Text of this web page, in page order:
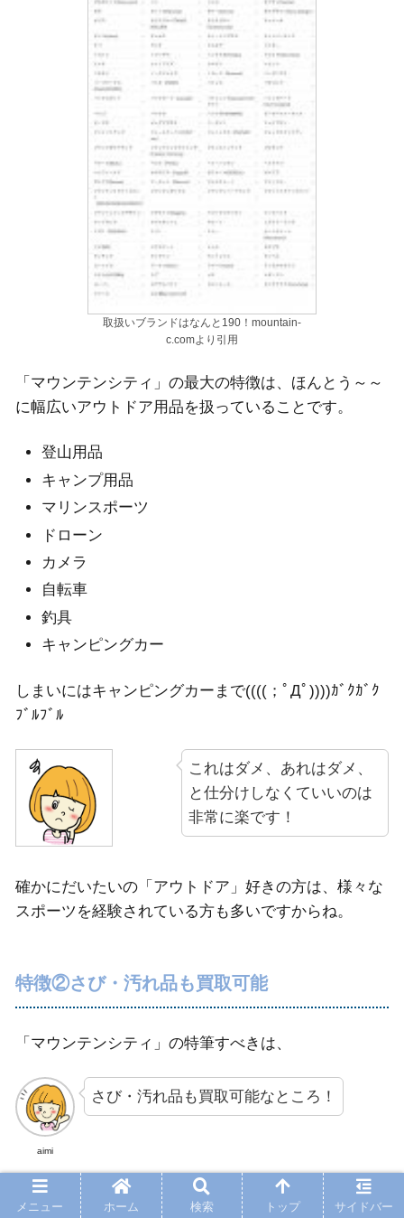
取扱いブランドはなんと190！mountain-
c.comより引用
「マウンテンシティ」の最大の特徴は、ほんとう～～
に幅広いアウトドア用品を扱っていることです。
登山用品
キャンプ用品
マリンスポーツ
ドローン
カメラ
自転車
釣具
キャンピングカー
しまいにはキャンピングカーまで((((；ﾟДﾟ))))ｶﾞｸｶﾞｸ
ﾌﾞﾙﾌﾞﾙ
これはダメ、あれはダメ、
と仕分けしなくていいのは
非常に楽です！
確かにだいたいの「アウトドア」好きの方は、様々な
スポーツを経験されている方も多いですからね。
特徴②さび・汚れ品も買取可能
「マウンテンシティ」の特筆すべきは、
aimi
さび・汚れ品も買取可能なところ！
メニュー ホーム 検索 トップ サイドバー